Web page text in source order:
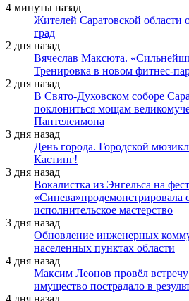
4 минуты назад
Жителей Саратовской области
град
2 дня назад
Вячеслав Максюта.
Тренировка в новом фитнес-
2 дня назад
В Свято-Духовском соборе
поклониться мощам
Пантелеимона
3 дня назад
День города. Городской
Кастинг!
3 дня назад
Вокалистка из Энгельса на
«Синева»продемонстрировала
исполнительское мастерство
3 дня назад
Обновление инженерных
населенных пунктах области
4 дня назад
Максим Леонов провёл
имущество пострадало в
4 дня назад